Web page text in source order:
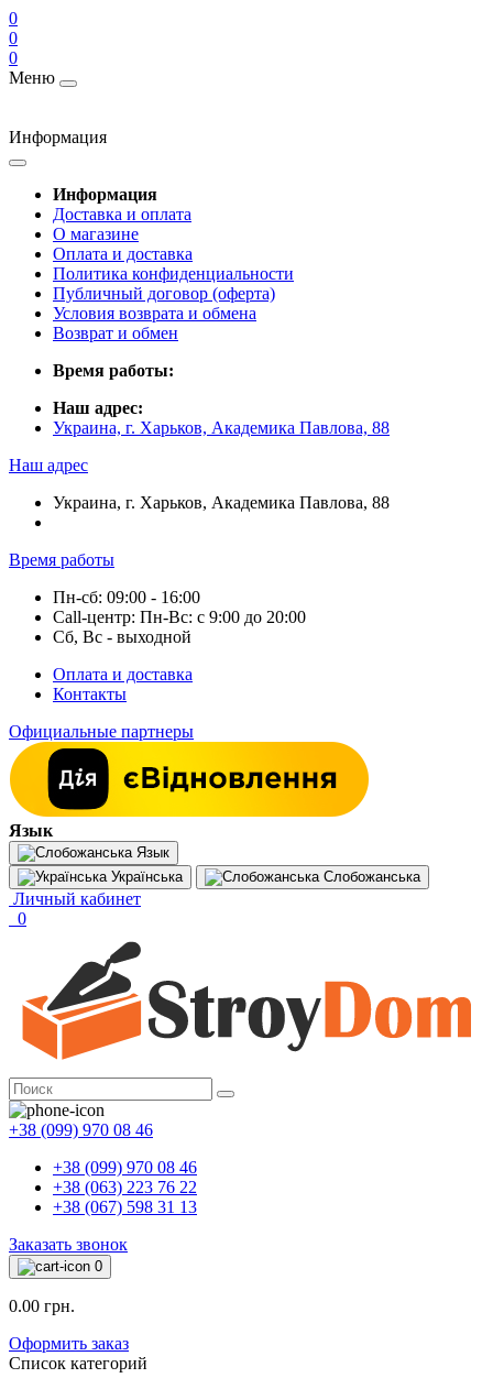
0
0
0
Меню
Информация
Информация
Доставка и оплата
О магазине
Оплата и доставка
Политика конфиденциальности
Публичный договор (оферта)
Условия возврата и обмена
Возврат и обмен
Время работы:
Наш адрес:
Украина, г. Харьков, Академика Павлова, 88
Наш адрес
Украина, г. Харьков, Академика Павлова, 88
Время работы
Пн-сб: 09:00 - 16:00
Call-центр: Пн-Вс: с 9:00 до 20:00
Сб, Вс - выходной
Оплата и доставка
Контакты
Официальные партнеры
Язык
Язык
Українська
Слобожанська
Личный кабинет
0
+38 (099) 970 08 46
+38 (099) 970 08 46
+38 (063) 223 76 22
+38 (067) 598 31 13
Заказать звонок
0
0.00 грн.
Оформить заказ
Список категорий